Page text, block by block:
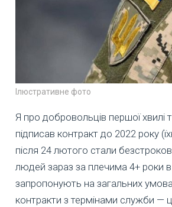
Ілюстративне фото
Я про добровольців першої хвилі
підписав контракт до 2022 року
після 24 лютого стали
людей зараз за плечима 4+ роки в
запропонують на загальних
контракти з термінами служби —